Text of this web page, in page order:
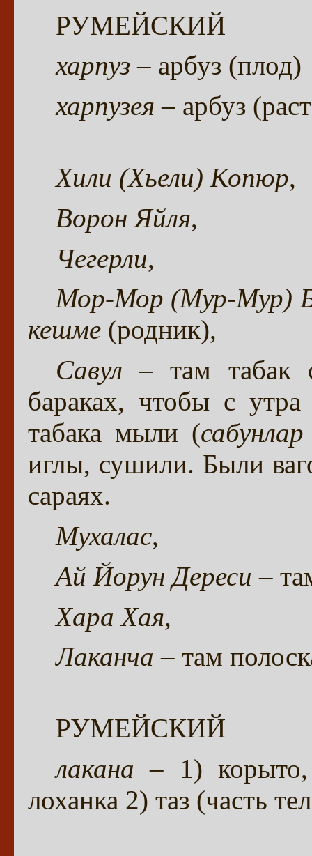
РУМЕЙСКИЙ
харпуз– арбуз (плод)
харпузея – арбуз
Хили (Хьели) Копюр,
Ворон Яйля,
Чегерли,
Мор-Мор (Мур-Мур)
кешме(родник),
Савул – там табак
бараках, чтобы с утра
табака мыли (
иглы, сушили. Были
сараях.
Мухалас,
Ай Йорун Дереси –
Хара Хая,
Лаканча – там
РУМЕЙСКИЙ
лакана – 1) корыто,
лоханка 2) таз (часть